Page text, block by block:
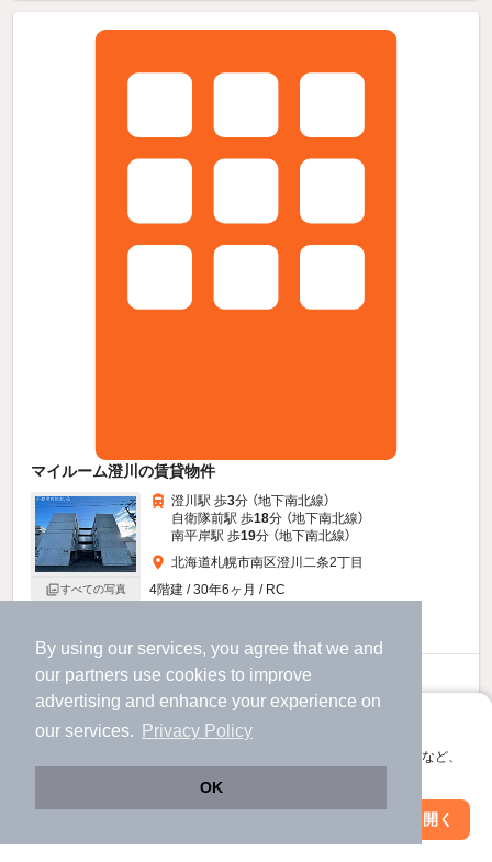
By using our services, you agree that we and
our partners use cookies to improve
advertising and enhance your experience on
our services.
Privacy Policy
OK
アプリに切り替えて、サクサクお部屋探し
会員登録なしですぐ使える。マップ検索やお気に入り保存など、
アプリを開く
マイルーム澄川の賃貸物件
すべての写真
澄川駅 歩3分 （地下南北線）
自衛隊前駅 歩18分 （地下南北線）
南平岸駅 歩19分 （地下南北線）
北海道札幌市南区澄川二条2丁目
4階建 / 30年6ヶ月 / RC
3.6万円
（管理費3,000円）
敷 不要 礼 不要
4階 / 1R / 25.62㎡
お問い合わせ（無料）
絞り込み条件を変更